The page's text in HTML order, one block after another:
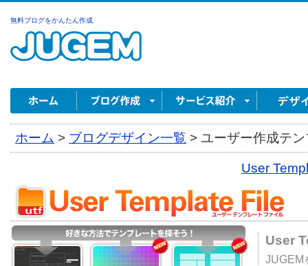
無料ブログをかんたん作成
ホーム > ブログデザイン一覧 > ユーザー作成テ
User
User
JUGEM